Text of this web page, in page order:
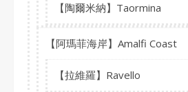
【陶爾米納】Taormina
【阿瑪菲海岸】Amalfi Coast
【拉維羅】Ravello